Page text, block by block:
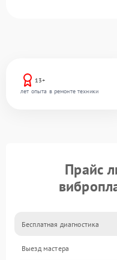
13+
лет опыта в ремонте техники
Прайс
Бесплатная диагностика
Выезд мастера